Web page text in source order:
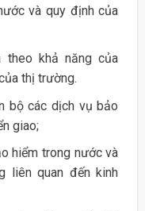
và quy định của
theo khả năng của
thị trường.
bộ các dịch vụ bảo
giao;
hiểm trong nước và
liên quan đến kinh